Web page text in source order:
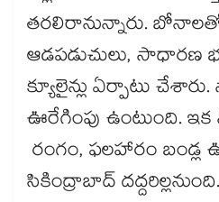
తరలిరానున్నారు. బోనాలతో
ఆడపడుచులు, సాధారణ
క్యూలైన్లు ఏర్పాటు
ఊరేగింపు ఉంటుంది.
రంగం, ఫలహారం బండ్ల
సికింద్రాబాద్ దద్దరిల్లనుంది.